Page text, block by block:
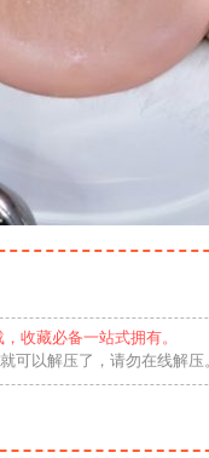
收藏必备一站式拥有。
可以解压了，请勿在线解压。